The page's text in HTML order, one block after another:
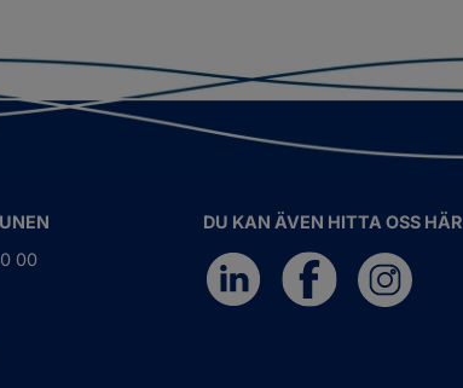
00
DU KAN ÄVEN HITTA OSS HÄR